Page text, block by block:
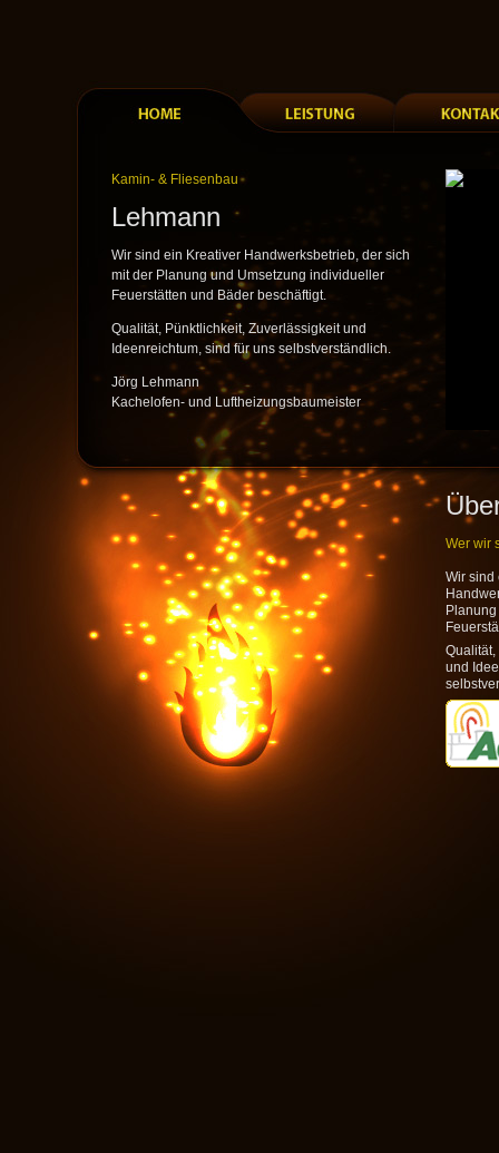
Kamin- & Fliesenbau
Lehmann
Wir sind ein Kreativer Handwerksbetrieb, der sich
mit der Planung und Umsetzung individueller
Feuerstätten und Bäder beschäftigt.
Qualität, Pünktlichkeit, Zuverlässigkeit und
Ideenreichtum, sind für uns selbstverständlich.
Jörg Lehmann
Kachelofen- und Luftheizungsbaumeister
Wer wir
Wir sind
und